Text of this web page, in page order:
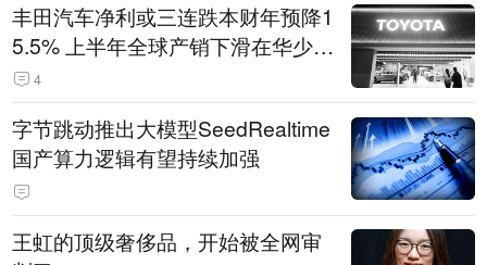
丰田汽车净利或三连跌本财年预降1
5.5% 上半年全球产销下滑在华少卖
14.3万辆
4
字节跳动推出大模型SeedRealtime
国产算力逻辑有望持续加强
王虹的顶级奢侈品，开始被全网审